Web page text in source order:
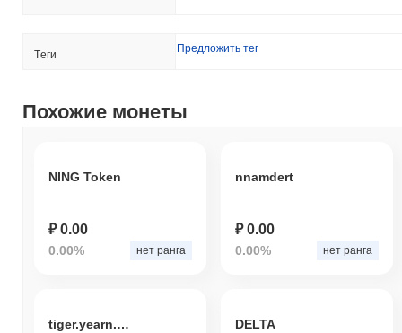
Tеги Предложить тег
Похожие монеты
NING Token
₽ 0.00
0.00% нет ранга
nnamdert
₽ 0.00
0.00% нет ранга
tiger.yearn.finance DELTA